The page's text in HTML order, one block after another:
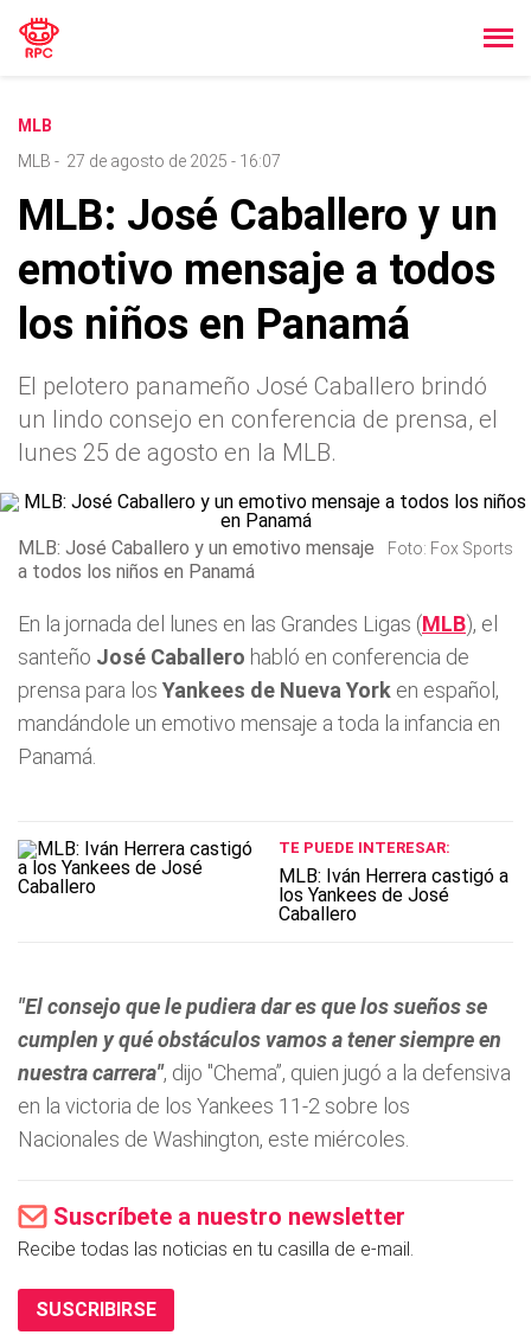
MLB
MLB - 27 de agosto de 2025 - 16:07
MLB: José Caballero y un
emotivo mensaje a todos
los niños en Panamá
El pelotero panameño José Caballero brindó
un lindo consejo en conferencia de prensa, el
lunes 25 de agosto en la MLB.
MLB: José Caballero y un emotivo mensaje
a todos los niños en Panamá
Foto: Fox Sports
En la jornada del lunes en las Grandes Ligas (MLB), el
santeño José Caballero habló en conferencia de
prensa para los Yankees de Nueva York en español,
mandándole un emotivo mensaje a toda la infancia en
Panamá.
TE PUEDE INTERESAR:
MLB: Iván Herrera castigó a
los Yankees de José
Caballero
"El consejo que le pudiera dar es que los sueños se
cumplen y qué obstáculos vamos a tener siempre en
nuestra carrera", dijo "Chema”, quien jugó a la defensiva
en la victoria de los Yankees 11-2 sobre los
Nacionales de Washington, este miércoles.
Suscríbete a nuestro newsletter
Recibe todas las noticias en tu casilla de e-mail.
SUSCRIBIRSE